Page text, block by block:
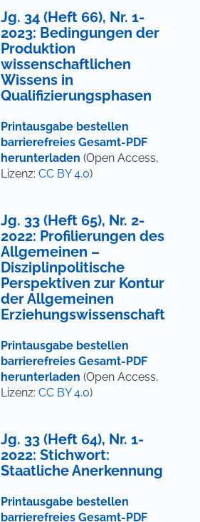
Jg. 34 (Heft 66), Nr. 1-
2023: Bedingungen der
Produktion
wissenschaftlichen
Wissens in
Qualifizierungsphasen
Printausgabe bestellen
barrierefreies Gesamt-PDF
herunterladen (Open Access,
Lizenz: CC BY 4.0)
Jg. 33 (Heft 65), Nr. 2-
2022: Profilierungen des
Allgemeinen –
Disziplinpolitische
Perspektiven zur Kontur
der Allgemeinen
Erziehungswissenschaft
Printausgabe bestellen
barrierefreies Gesamt-PDF
herunterladen (Open Access,
Lizenz: CC BY 4.0)
Jg. 33 (Heft 64), Nr. 1-
2022: Stichwort:
Staatliche Anerkennung
Printausgabe bestellen
barrierefreies Gesamt-PDF